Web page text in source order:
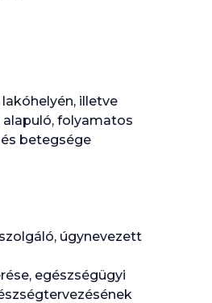
illetve
folyamatos
betegsége
úgynevezett
egészségügyi